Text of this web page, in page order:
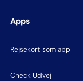
Apps
Rejsekort som app
Check Udvej